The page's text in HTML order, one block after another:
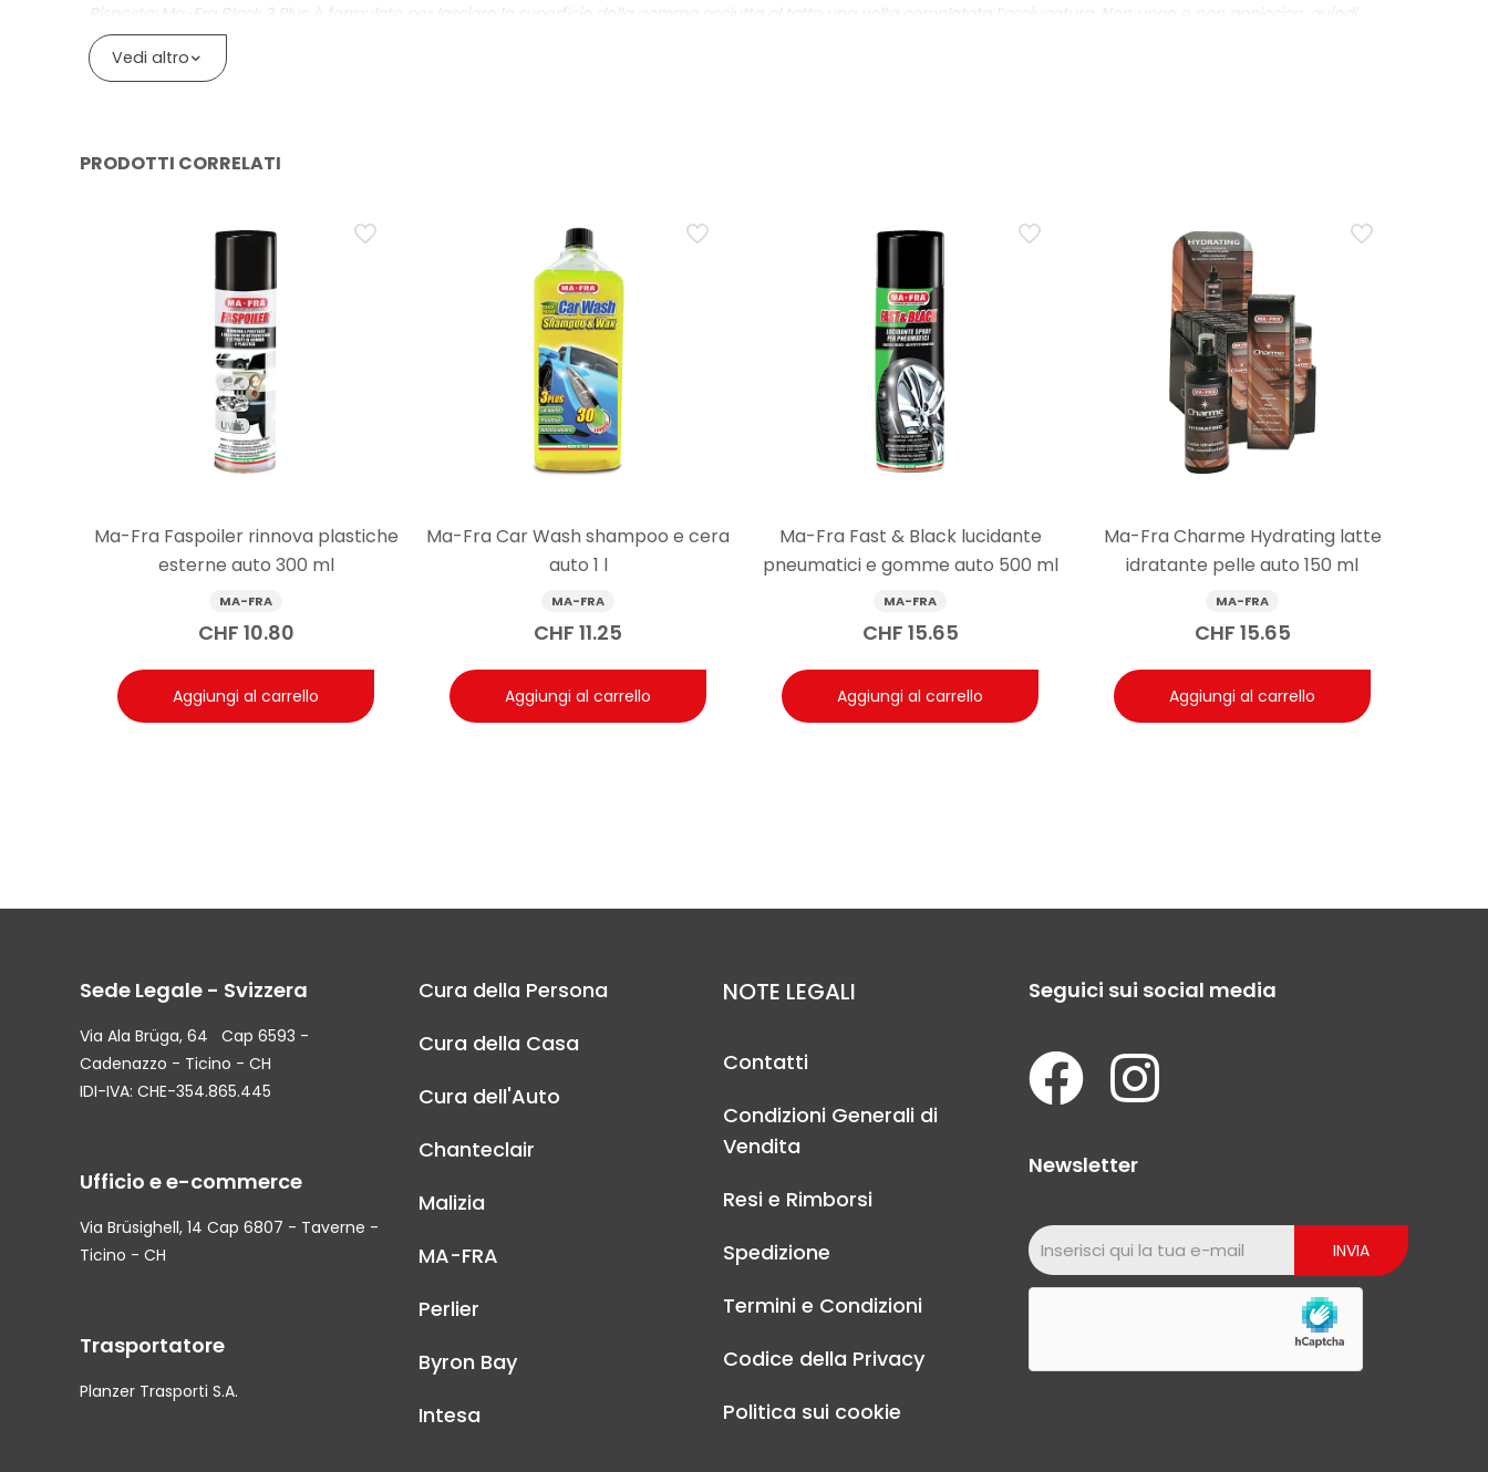
Risposta: Ma-Fra Black 3 Plus è formulato per lasciare la superficie della gomma asciutta al tatto una volta completata l’asciugatura. Non unge e non appiccica, quindi
tende a non attirare polvere; l’effetto visivo può risultare “bagnato”, ma la superficie resta asciutta.
Domanda: Dove va applicato un nero gomme come Ma-Fra Black 3 Plus: solo sulla spalla del pneumatico oppure anche sul battistrada?
aiuta a mantenere la gomma elastica e a limitare la comparsa di screpolature nel tempo.
Domanda: È utile applicare il nero gomme prima del rimessaggio o del cambio di stagione per mantenere le gomme in buono stato?
Risposta: Per il rimessaggio stagionale, Ma-Fra Black 3 Plus è indicato perché aiuta a preservare l’integrità esterna del pneumatico. Applicato prima di riporre le gomme,
rinnova l’aspetto, offre protezione anti-screpolature e contribuisce a mantenerle morbide ed elastiche durante il periodo di fermo.
Domanda: Questo nero gomme è adatto a qualsiasi tipo di gomma, per esempio pneumatici di auto, SUV o moto?
Risposta: Ma-Fra Black 3 Plus è indicato per qualsiasi genere di gomma dei pneumatici. La resa visiva può variare in base allo stato del fianco, alla porosità della superficie e
alla quantità applicata; per un risultato uniforme, distribuisci il prodotto con una spugna.
Vedi altro
PRODOTTI CORRELATI
Ma-Fra Faspoiler rinnova plastiche
esterne auto 300 ml
MA-FRA
CHF 10.80
Aggiungi al carrello
Ma-Fra Car Wash shampoo e cera
auto 1 l
MA-FRA
CHF 11.25
Aggiungi al carrello
Ma-Fra Fast & Black lucidante
pneumatici e gomme auto 500 ml
MA-FRA
CHF 15.65
Aggiungi al carrello
Ma-Fra Charme Hydrating latte
idratante pelle auto 150 ml
MA-FRA
CHF 15.65
Aggiungi al carrello
Sede Legale - Svizzera
Via Ala Brüga, 64 Cap 6593 -
Cadenazzo - Ticino - CH
IDI-IVA: CHE-354.865.445
Ufficio e e-commerce
Via Brüsighell, 14 Cap 6807 - Taverne -
Ticino - CH
Trasportatore
Planzer Trasporti S.A.
Cura della Persona
Cura della Casa
Cura dell'Auto
Chanteclair
Malizia
MA-FRA
Perlier
Byron Bay
Intesa
NOTE LEGALI
Contatti
Condizioni Generali di
Vendita
Resi e Rimborsi
Spedizione
Termini e Condizioni
Codice della Privacy
Politica sui cookie
Seguici sui social media
Newsletter